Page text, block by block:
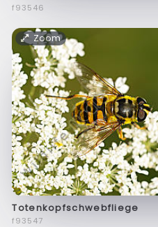
f93546
Zoom
Totenkopfschwebfliege
f93547